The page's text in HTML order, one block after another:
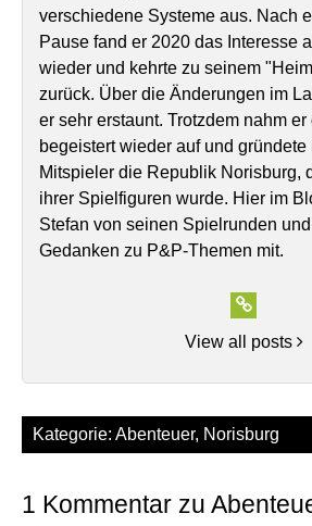
verschiedene Systeme aus. Nach
Pause fand er 2020 das Interesse
wieder und kehrte zu seinem
zurück. Über die Änderungen im
er sehr erstaunt. Trotzdem nahm
begeistert wieder auf und gründete
Mitspieler die Republik Norisburg,
ihrer Spielfiguren wurde. Hier im
Stefan von seinen Spielrunden
Gedanken zu P&P-Themen mit.
View all posts
Kategorie: Abenteuer, Norisburg
1 Kommentar zu